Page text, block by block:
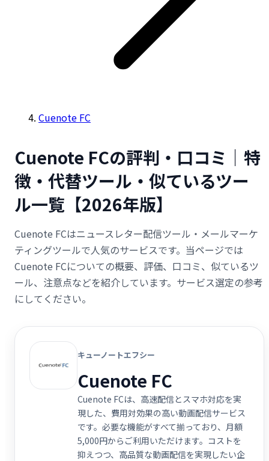
Cuenote FC
Cuenote FCの評判・口コミ｜特
徴・代替ツール・似ているツー
ル一覧【2026年版】
Cuenote FCはニュースレター配信ツール・メールマーケ
ティングツールで人気のサービスです。当ページでは
Cuenote FCについての概要、評価、口コミ、似ているツ
ール、注意点などを紹介しています。サービス選定の参考
にしてください。
キューノートエフシー
Cuenote FC
Cuenote FCは、高速配信とスマホ対応を実
現した、費用対効果の高い動画配信サービス
です。必要な機能がすべて揃っており、月額
5,000円からご利用いただけます。コストを
抑えつつ、高品質な動画配信を実現したい企